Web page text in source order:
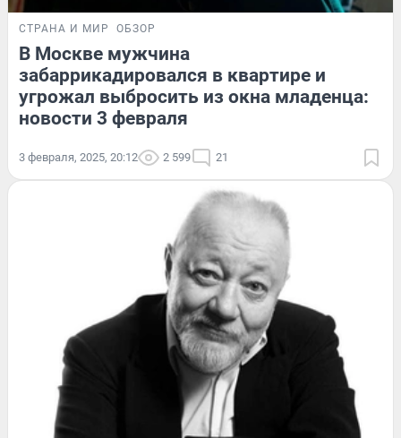
СТРАНА И МИР ОБЗОР
В Москве мужчина
забаррикадировался в квартире и
угрожал выбросить из окна младенца:
новости 3 февраля
3 февраля, 2025, 20:12 2 599 21